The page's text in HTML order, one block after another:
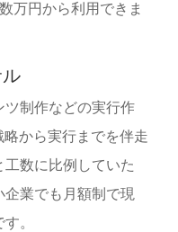
万円から利用できま
ツ制作などの実行作
から実行までを伴走
数に比例していた
業でも月額制で現
。